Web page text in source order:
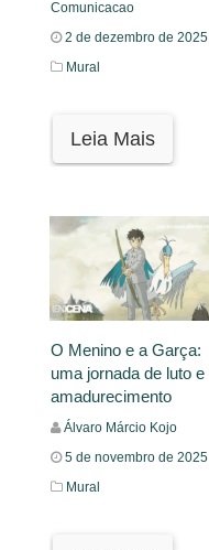
Comunicacao
2 de dezembro de 2025
Mural
Leia Mais
O Menino e a Garça:
uma jornada de luto e
amadurecimento
Álvaro Márcio Kojo
5 de novembro de 2025
Mural